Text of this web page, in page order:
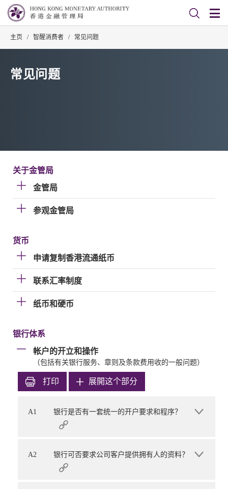
主页 / 智醒消费者 / 常见问题
常见问题
关于金管局
金管局
参观金管局
货币
申请复制香港流通纸币
联系汇率制度
纸币和硬币
银行体系
帐户的开立和操作
（包括有关银行服务、章则及条款费用收的一般问题）
打印 展開这个部分
A1 银行是否有一套统一的开户要求和程序？
A2 银行可否要求公司客户提供拥有人的资料？